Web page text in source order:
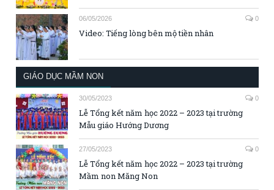
06/05/2026 0
Video: Tiếng lòng bên mộ tiền nhân
GIÁO DỤC MẦM NON
30/05/2023 0
Lễ Tổng kết năm học 2022 – 2023 tại trường
Mẫu giáo Hướng Dương
27/05/2023 0
Lễ Tổng kết năm học 2022 – 2023 tại trường
Mầm non Măng Non